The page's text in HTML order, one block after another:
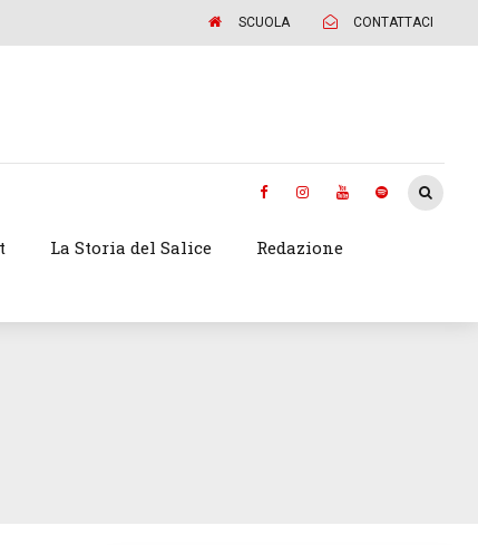
SCUOLA CONTATTACI
La Storia del Salice Redazione